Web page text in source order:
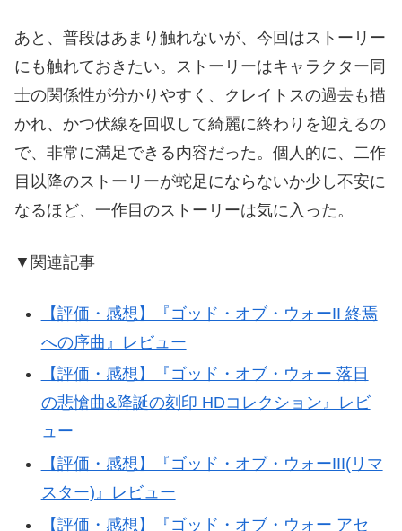
あと、普段はあまり触れないが、今回はストーリー
にも触れておきたい。ストーリーはキャラクター同
士の関係性が分かりやすく、クレイトスの過去も描
かれ、かつ伏線を回収して綺麗に終わりを迎えるの
で、非常に満足できる内容だった。個人的に、二作
目以降のストーリーが蛇足にならないか少し不安に
なるほど、一作目のストーリーは気に入った。
▼関連記事
【評価・感想】『ゴッド・オブ・ウォーII 終焉
への序曲』レビュー
【評価・感想】『ゴッド・オブ・ウォー 落日
の悲愴曲&降誕の刻印 HDコレクション』レビ
ュー
【評価・感想】『ゴッド・オブ・ウォーIII(リマ
スター)』レビュー
【評価・感想】『ゴッド・オブ・ウォー アセ